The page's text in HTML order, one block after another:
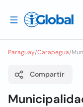
Paraguay/Carapegua/
Compartir